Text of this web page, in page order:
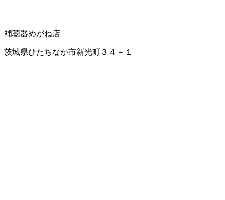
補聴器めがね店
茨城県ひたちなか市新光町３４－１